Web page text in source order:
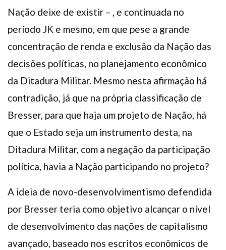
Nação deixe de existir – , e continuada no
período JK e mesmo, em que pese a grande
concentração de renda e exclusão da Nação das
decisões políticas, no planejamento econômico
da Ditadura Militar. Mesmo nesta afirmação há
contradição, já que na própria classificação de
Bresser, para que haja um projeto de Nação, há
que o Estado seja um instrumento desta, na
Ditadura Militar, com a negação da participação
política, havia a Nação participando no projeto?
A ideia de novo-desenvolvimentismo defendida
por Bresser teria como objetivo alcançar o nível
de desenvolvimento das nações de capitalismo
avançado, baseado nos escritos econômicos de